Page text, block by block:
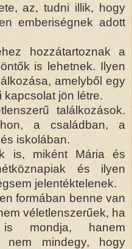
az, tudni illik, hogy
emberiségnek adott
hozzátartoznak a
is lehetnek. Ilyen
amelyből egy
kapcsolat jön létre.
találkozások.
a családban, a
iskolában.
is, miként Mária és
és ilyen
jelentéktelenek.
formában benne van
véletlenszerűek, ha
mondja, hanem
nem mindegy, hogy